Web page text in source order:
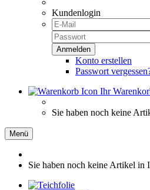
Kundenlogin
Konto erstellen
Passwort
Ihr
Sie haben noch keine
Menü
Sie haben noch keine Artikel in